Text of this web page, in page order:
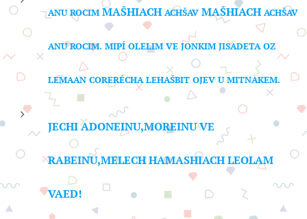
ANU ROCIM MAŠHIACH ACHŠAV MAŠHIACH ACHŠAV
ANU ROCIM. MIPÍ OLELIM VE JONKIM JISADETA OZ
LEMAAN CORERÉCHA LEHAŠBIT OJEV U MITNAKEM.
JECHI ADONEINU,MOREINU VE
RABEINU,MELECH HAMASHIACH LEOLAM
VAED!